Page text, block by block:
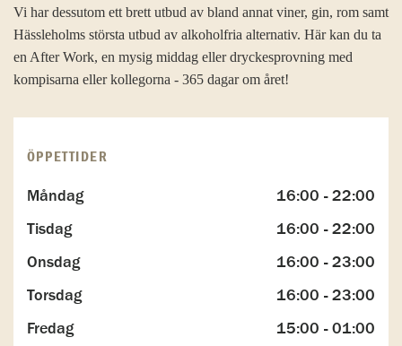
Vi har dessutom ett brett utbud av bland annat viner, gin, rom samt
Hässleholms största utbud av alkoholfria alternativ. Här kan du ta
en After Work, en mysig middag eller dryckesprovning med
kompisarna eller kollegorna - 365 dagar om året!
ÖPPETTIDER
Måndag
16:00 - 22:00
Tisdag
16:00 - 22:00
Onsdag
16:00 - 23:00
Torsdag
16:00 - 23:00
Fredag
15:00 - 01:00